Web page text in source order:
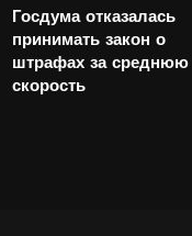
Госдума отказалась
принимать закон о
штрафах за среднюю
скорость